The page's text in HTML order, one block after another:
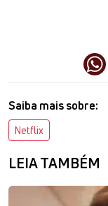
Saiba mais sobre:
Netflix
LEIA TAMBÉM